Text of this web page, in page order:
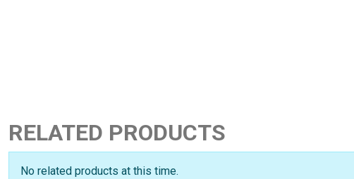
RELATED PRODUCTS
No related products at this time.